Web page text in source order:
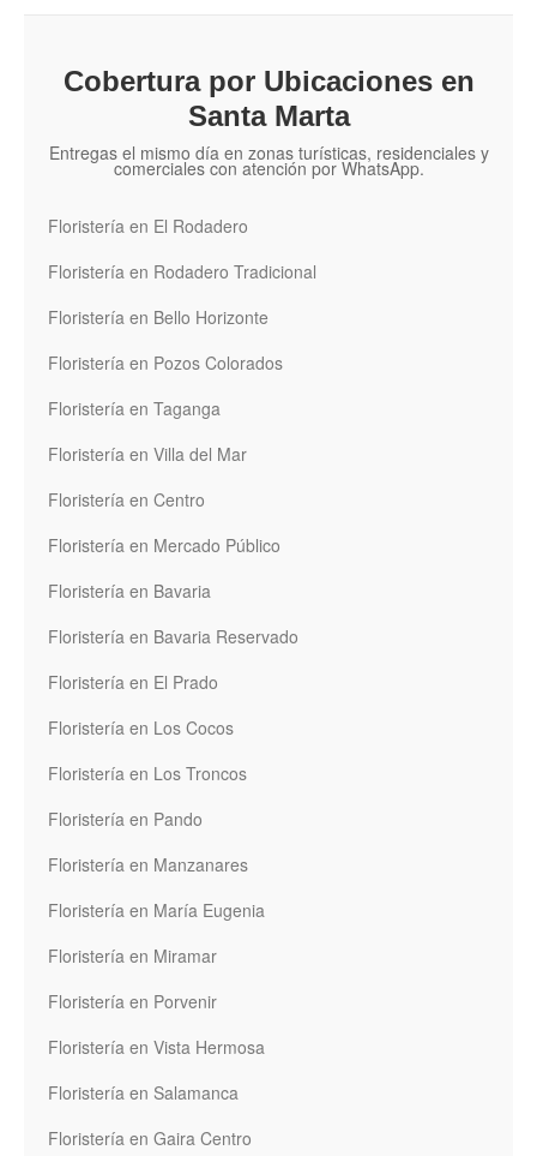
Cobertura por Ubicaciones en
Santa Marta
Entregas el mismo día en zonas turísticas, residenciales y
comerciales con atención por WhatsApp.
Floristería en El Rodadero
Floristería en Rodadero Tradicional
Floristería en Bello Horizonte
Floristería en Pozos Colorados
Floristería en Taganga
Floristería en Villa del Mar
Floristería en Centro
Floristería en Mercado Público
Floristería en Bavaria
Floristería en Bavaria Reservado
Floristería en El Prado
Floristería en Los Cocos
Floristería en Los Troncos
Floristería en Pando
Floristería en Manzanares
Floristería en María Eugenia
Floristería en Miramar
Floristería en Porvenir
Floristería en Vista Hermosa
Floristería en Salamanca
Floristería en Gaira Centro